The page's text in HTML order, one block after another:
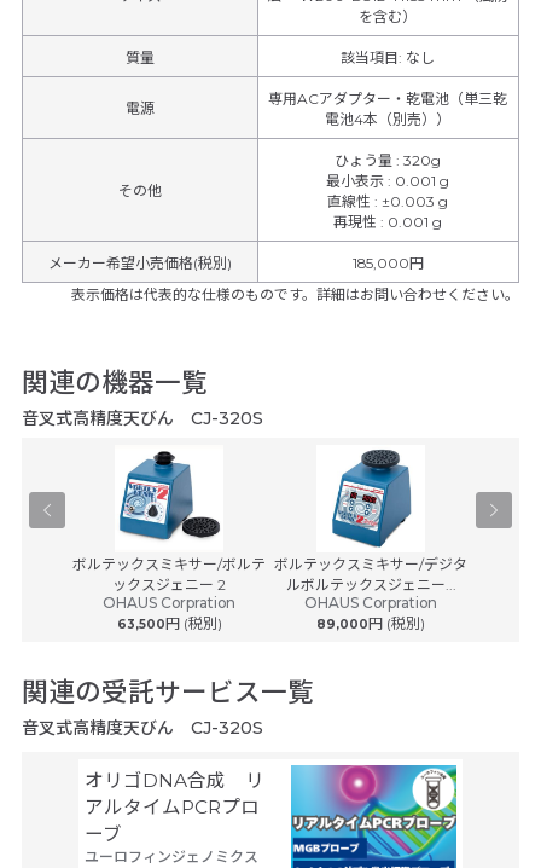
を含む）
質量 該当項目: なし
電源
専用ACアダプター・乾電池（単三乾
電池4本（別売））
その他
ひょう量:320g
最小表示: 0.001 g
直線性: ±0.003 g
再現性: 0.001 g
メーカー希望小売価格(税別)
185,000円
表示価格は代表的な仕様のものです。詳細はお問い合わせください。
関連の機器一覧
音叉式高精度天びん CJ-320S
ボルテックスミキサー/ボルテ
ックスジェニー 2
OHAUS Corpration
63,500円 (税別)
ボルテックスミキサー/デジタ
ルボルテックスジェニー...
OHAUS Corpration
89,000円 (税別)
関連の受託サービス一覧
音叉式高精度天びん CJ-320S
オリゴDNA合成 リ
アルタイムPCRプロ
ーブ
ユーロフィンジェノミクス